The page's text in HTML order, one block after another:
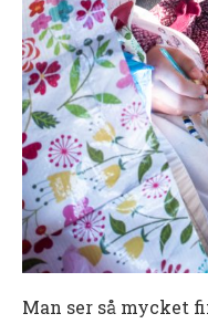
Man ser så mycket